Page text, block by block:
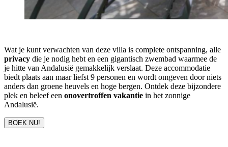
Wat je kunt verwachten van deze villa is complete ontspanning, alle
privacy die je nodig hebt en een gigantisch zwembad waarmee de
je hitte van Andalusië gemakkelijk verslaat. Deze accommodatie
biedt plaats aan maar liefst 9 personen en wordt omgeven door niets
anders dan groene heuvels en hoge bergen. Ontdek deze bijzondere
plek en beleef een onovertroffen vakantie in het zonnige
Andalusië.
BOEK NU!